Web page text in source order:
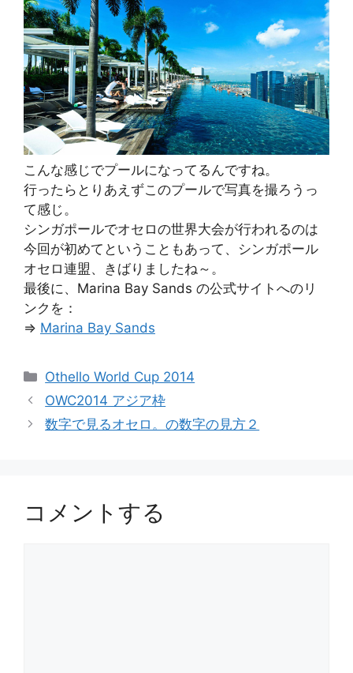
こんな感じでプールになってるんですね。
行ったらとりあえずこのプールで写真を撮ろうっ
て感じ。
シンガポールでオセロの世界大会が行われるのは
今回が初めてということもあって、シンガポール
オセロ連盟、きばりましたね～。
最後に、Marina Bay Sands の公式サイトへのリ
ンクを：
⇒ Marina Bay Sands
カ
テ
リ
Othello World Cup 2014
OWC2014 アジア枠
数字で見るオセロ。の数字の見方２
コメントする